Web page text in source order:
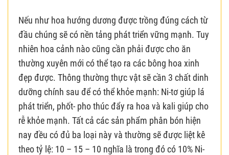
Nếu như hoa hướng dương được trồng đúng cách từ
đầu chúng sẽ có nền tảng phát triển vững mạnh. Tuy
nhiên hoa cảnh nào cũng cần phải được cho ăn
thường xuyên mới có thể tạo ra các bông hoa xinh
đẹp được. Thông thường thực vật sẽ cần 3 chất dinh
dưỡng chính sau để có thể khỏe mạnh: Ni-tơ giúp lá
phát triển, phốt- pho thúc đẩy ra hoa và kali giúp cho
rễ khỏe mạnh. Tất cả các sản phẩm phân bón hiện
nay đều có đủ ba loại này và thường sẽ được liệt kê
theo tỷ lệ: 10 – 15 – 10 nghĩa là trong đó có 10% Ni-